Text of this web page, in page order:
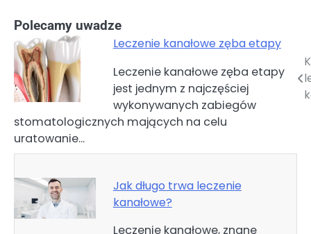
Polecamy uwadze
Leczenie kanałowe zęba etapy
Leczenie kanałowe zęba etapy
jest jednym z najczęściej
wykonywanych zabiegów
stomatologicznych mających na celu
uratowanie…
Jak długo trwa leczenie
kanałowe?
Leczenie kanałowe, znane
Nawigacja
wpisu